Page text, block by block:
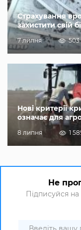
Страхування
захистити свій
7 липня 503
Нові критерії
означає для
8 липня 1
Не
Підписуйся на